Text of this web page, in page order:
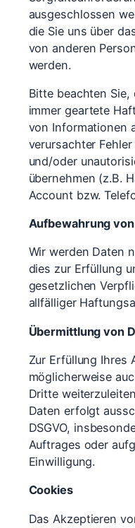
ausgeschlossen
die Sie uns über
von anderen
werden.
Bitte beachten
immer geartete
von Informationen
verursachter
und/oder
übernehmen (z.B.
Account bzw.
Aufbewahrung
Wir werden Daten
dies zur Erfüllung
gesetzlichen
allfälliger
Übermittlung von
Zur Erfüllung Ihres
möglicherweise
Dritte
Daten erfolgt
DSGVO,
Auftrages oder
Einwilligung.
Cookies
Das Akzeptieren